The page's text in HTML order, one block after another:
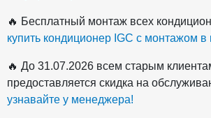
🔥 Бесплатный монтаж всех
купить кондиционер IGC с монтажом в
🔥 До 31.07.2026 всем старым
предоставляется скидка на
узнавайте у менеджера!